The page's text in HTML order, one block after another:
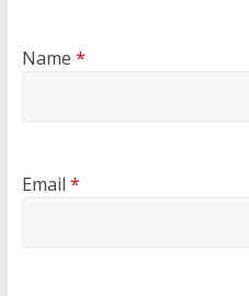
Name *
Email *